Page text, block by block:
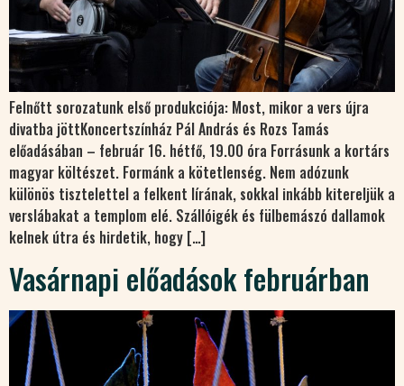
Felnőtt sorozatunk első produkciója: Most, mikor a vers újra
divatba jöttKoncertszínház Pál András és Rozs Tamás
előadásában – február 16. hétfő, 19.00 óra Forrásunk a kortárs
magyar költészet. Formánk a kötetlenség. Nem adózunk
különös tisztelettel a felkent lírának, sokkal inkább kitereljük a
verslábakat a templom elé. Szállóigék és fülbemászó dallamok
kelnek útra és hirdetik, hogy […]
Vasárnapi előadások februárban